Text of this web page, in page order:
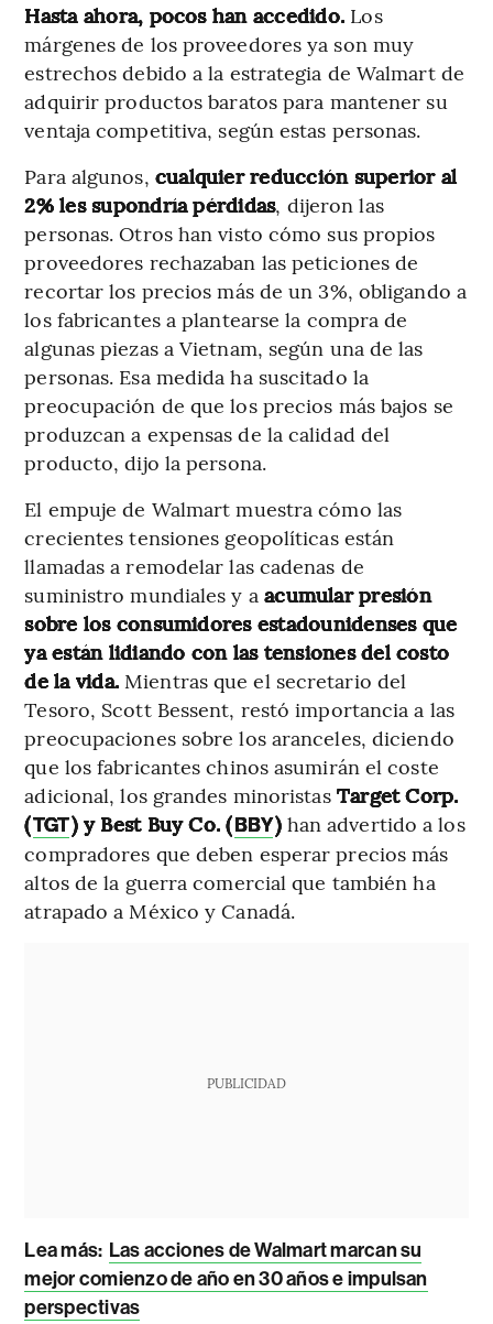
Hasta ahora, pocos han accedido. Los
márgenes de los proveedores ya son muy
estrechos debido a la estrategia de Walmart de
adquirir productos baratos para mantener su
ventaja competitiva, según estas personas.
Para algunos, cualquier reducción superior al
2% les supondría pérdidas, dijeron las
personas. Otros han visto cómo sus propios
proveedores rechazaban las peticiones de
recortar los precios más de un 3%, obligando a
los fabricantes a plantearse la compra de
algunas piezas a Vietnam, según una de las
personas. Esa medida ha suscitado la
preocupación de que los precios más bajos se
produzcan a expensas de la calidad del
producto, dijo la persona.
El empuje de Walmart muestra cómo las
crecientes tensiones geopolíticas están
llamadas a remodelar las cadenas de
suministro mundiales y aacumular presión
sobre los consumidores estadounidenses que
ya están lidiando con las tensiones del costo
de la vida. Mientras que el secretario del
Tesoro, Scott Bessent, restó importancia a las
preocupaciones sobre los aranceles, diciendo
que los fabricantes chinos asumirán el coste
adicional, los grandes minoristas Target Corp.
(TGT) y Best Buy Co. (BBY)han advertido a los
compradores que deben esperar precios más
altos de la guerra comercial que también ha
atrapado a México y Canadá.
PUBLICIDAD
Lea más: Las acciones de Walmart marcan su
mejor comienzo de año en 30 años e impulsan
perspectivas